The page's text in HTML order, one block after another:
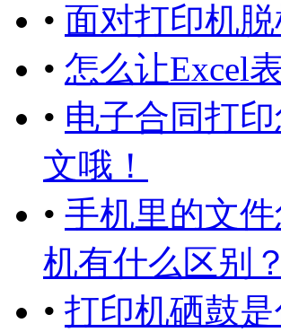
• 面对打印机
• 怎么让Excel
• 电子合同打
文哦！
• 手机里的文
机有什么区别？
• 打印机硒鼓